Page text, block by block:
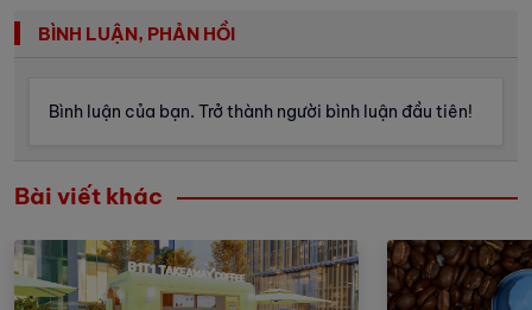
BÌNH LUẬN, PHẢN HỒI
Bình luận của bạn. Trở thành người bình luận đầu tiên!
Bài viết khác